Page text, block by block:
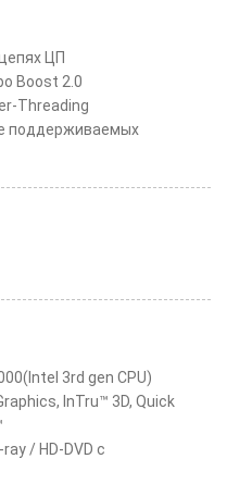
ЦП
Boost 2.0
Threading
поддерживаемых
3rd gen CPU)
InTru™ 3D, Quick
/ HD-DVD с